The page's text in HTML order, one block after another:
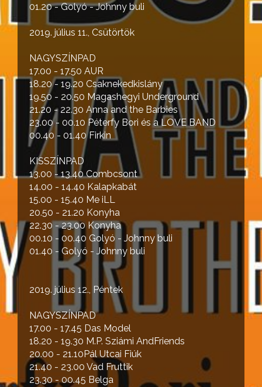
01.20 - Golyó - Johnny buli
2019. július 11., Csütörtök
NAGYSZÍNPAD
17.00 - 17.50 AUR
18.20 - 19.20 Csaknekedkislány
19.50 - 20.50 Magashegyi Underground
21.20 - 22.30 Anna and the Barbies
23.00 - 00.10 Péterfy Bori és a LOVE BAND
00.40 - 01.40 Firkin
KISSZÍNPAD
13.00 - 13.40 Combcsont
14.00 - 14.40 Kalapkabát
15.00 - 15.40 Me iLL
20.50 - 21.20 Konyha
22.30 - 23.00 Konyha
00.10 - 00.40 Golyó - Johnny buli
01.40 - Golyó - Johnny buli
2019. július 12., Péntek
NAGYSZÍNPAD
17.00 - 17.45 Das Model
18.20 - 19.30 M.P. Sziámi AndFriends
20.00 - 21.10Pál Utcai Fiúk
21.40 - 23.00 Vad Fruttik
23.30 - 00.45 Belga